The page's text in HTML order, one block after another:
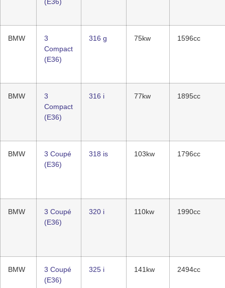
(E36)
BMW
3
Compact
(E36)
316 g 75kw 1596cc
BMW
3
Compact
(E36)
316 i 77kw 1895cc
BMW
3 Coupé
(E36)
318 is 103kw 1796cc
BMW
3 Coupé
(E36)
320 i 110kw 1990cc
BMW
3 Coupé
(E36)
325 i 141kw 2494cc